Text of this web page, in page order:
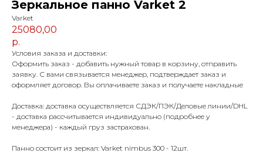
Зеркальное панно Varket 2
Varket
25080,00
р.
Условия заказа и доставки:
Оформить заказ - добавить нужный товар в корзину, отправить
заявку. С вами связывается менеджер, подтверждает заказ и
оформляет договор. Вы оплачиваете заказ и получаете накладные
Доставка: доставка осуществляется СДЭК/ПЭК/Деловые линии/DHL
- доставка рассчитывается индивидуально (подробнее у
менеджера) - каждый груз застрахован.
Панно состоит из зеркал: Varket nimbus 300 - 12шт.